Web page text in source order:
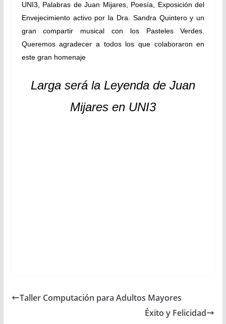
UNI3, Palabras de Juan Mijares, Poesía, Exposición del
Envejecimiento activo por la Dra. Sandra Quintero y un
gran compartir musical con los Pasteles Verdes.
Queremos agradecer a todos los que colaboraron en
este gran homenaje
Larga será la Leyenda de Juan
Mijares en UNI3
Taller Computación para Adultos Mayores
Éxito y Felicidad